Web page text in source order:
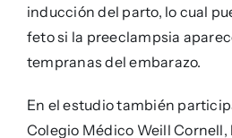
inducción del parto, lo cual
feto si la preeclampsia
tempranas del embarazo.
En el estudio también
Colegio Médico Weill Cornell,